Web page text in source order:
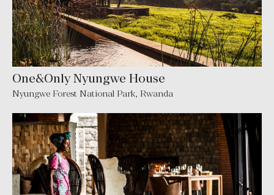
One&Only Nyungwe House
Nyungwe Forest National Park, Rwanda